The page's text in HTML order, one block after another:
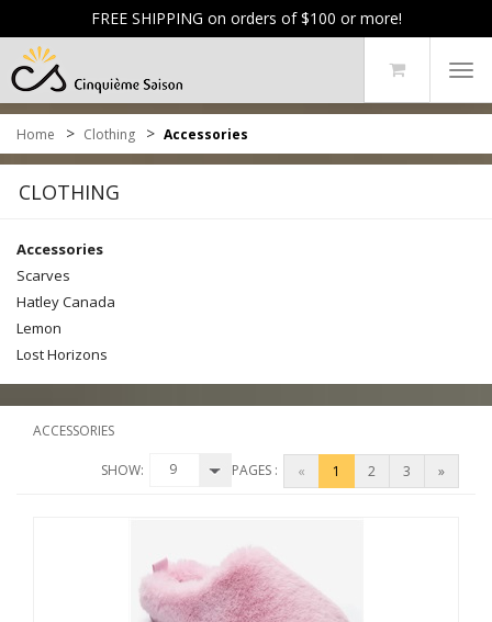
FREE SHIPPING on orders of $100 or more!
Home > Clothing > Accessories
CLOTHING
Accessories
Scarves
Hatley Canada
Lemon
Lost Horizons
ACCESSORIES
SHOW: 9 PAGES : « 1 2 3 »